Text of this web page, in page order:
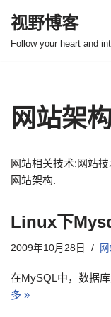
跳
视野博客
Follow your heart and
网站架
网站相关技术:网站
网站架构.
Linux下
2009年10月28日
在MySQL中，数据
多 »